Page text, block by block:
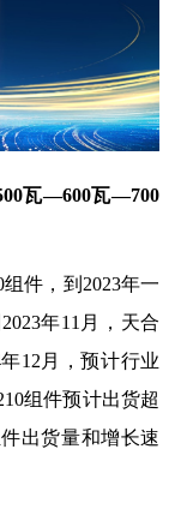
00瓦—600瓦—700
组件 ，到2023年一
023年1 1 月，天合
年1 2 月，预计行业
组件预计出货超
出货量和增长速